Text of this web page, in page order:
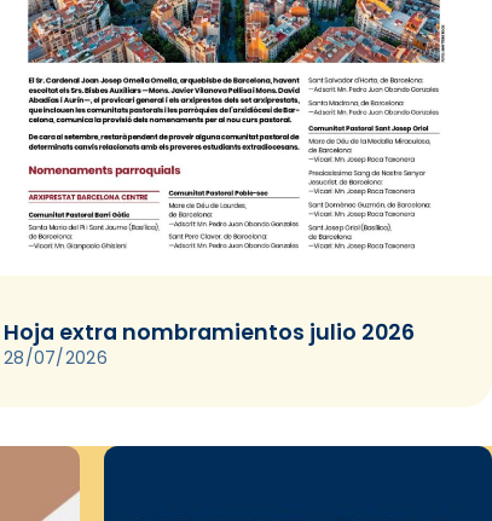
Hoja extra nombramientos julio 2026
28/07/2026